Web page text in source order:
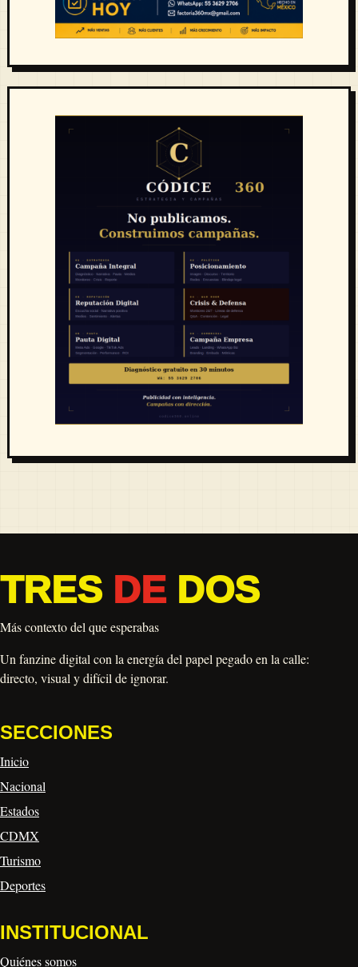
TRES DEDOS
Más contexto del que esperabas
Un fanzine digital con la energía del papel pegado en la calle:
directo, visual y difícil de ignorar.
SECCIONES
Inicio
Nacional
Estados
CDMX
Turismo
Deportes
INSTITUCIONAL
Quiénes somos